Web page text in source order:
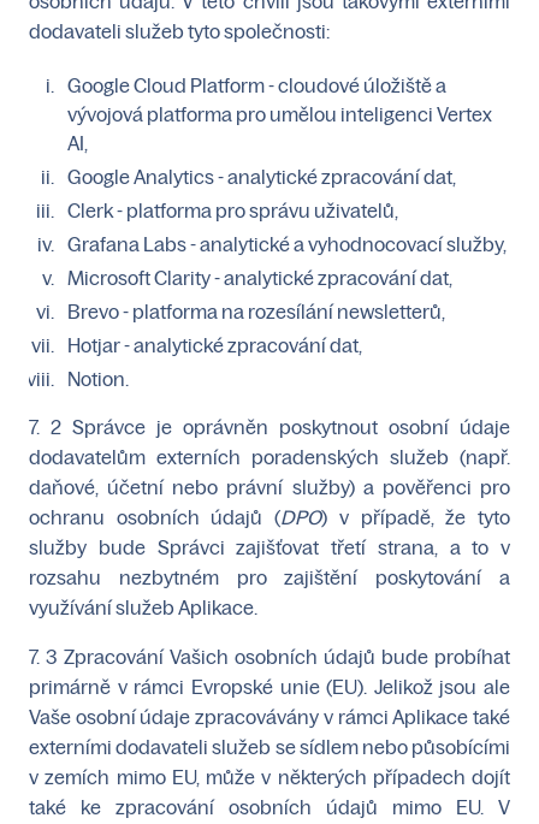
dodavateli služeb tyto společnosti:
Google Cloud Platform - cloudové úložiště a
vývojová platforma pro umělou inteligenci Vertex
AI,
Google Analytics - analytické zpracování dat,
Clerk - platforma pro správu uživatelů,
Grafana Labs - analytické a vyhodnocovací služby,
Microsoft Clarity - analytické zpracování dat,
Brevo - platforma na rozesílání newsletterů,
Hotjar - analytické zpracování dat,
Notion.
7. 2 Správce je oprávněn poskytnout osobní údaje
dodavatelům externích poradenských služeb (např.
daňové, účetní nebo právní služby) a pověřenci pro
ochranu osobních údajů (DPO) v případě, že tyto
služby bude Správci zajišťovat třetí strana, a to v
rozsahu nezbytném pro zajištění poskytování a
využívání služeb Aplikace.
7. 3 Zpracování Vašich osobních údajů bude probíhat
primárně v rámci Evropské unie (EU). Jelikož jsou ale
Vaše osobní údaje zpracovávány v rámci Aplikace také
externími dodavateli služeb se sídlem nebo působícími
v zemích mimo EU, může v některých případech dojít
také ke zpracování osobních údajů mimo EU. V